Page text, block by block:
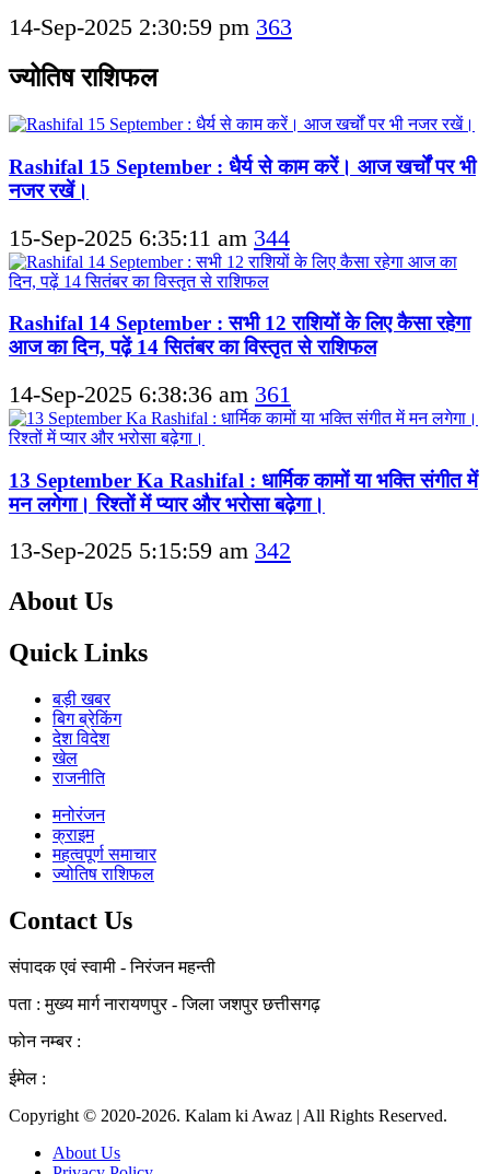
14-Sep-2025 2:30:59 pm 363
ज्योतिष राशिफल
Rashifal 15 September : धैर्य से काम करें। आज खर्चों पर भी
नजर रखें।
15-Sep-2025 6:35:11 am 344
Rashifal 14 September : सभी 12 राशियों के लिए कैसा रहेगा
आज का दिन, पढ़ें 14 सितंबर का विस्तृत से राशिफल
14-Sep-2025 6:38:36 am 361
13 September Ka Rashifal : धार्मिक कामों या भक्ति संगीत में
मन लगेगा। रिश्तों में प्यार और भरोसा बढ़ेगा।
13-Sep-2025 5:15:59 am 342
About Us
Quick Links
बड़ी खबर
बिग ब्रेकिंग
देश विदेश
खेल
राजनीति
मनोरंजन
क्राइम
महत्वपूर्ण समाचार
ज्योतिष राशिफल
Contact Us
संपादक एवं स्वामी - निरंजन महन्ती
पता : मुख्य मार्ग नारायणपुर - जिला जशपुर छत्तीसगढ़
फोन नम्बर :
ईमेल :
Copyright © 2020-2026. Kalam ki Awaz | All Rights Reserved.
About Us